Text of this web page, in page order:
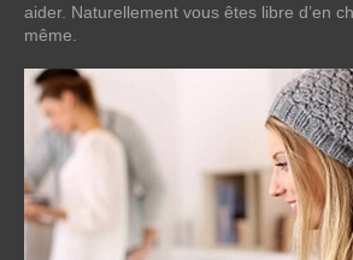
aider. Naturellement vous êtes libre d’en
même.